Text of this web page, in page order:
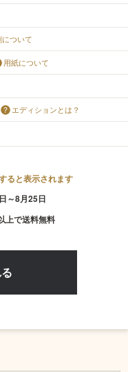
ついて
用紙について
エディションとは？
ると表示されます
～8月25日
上で送料無料